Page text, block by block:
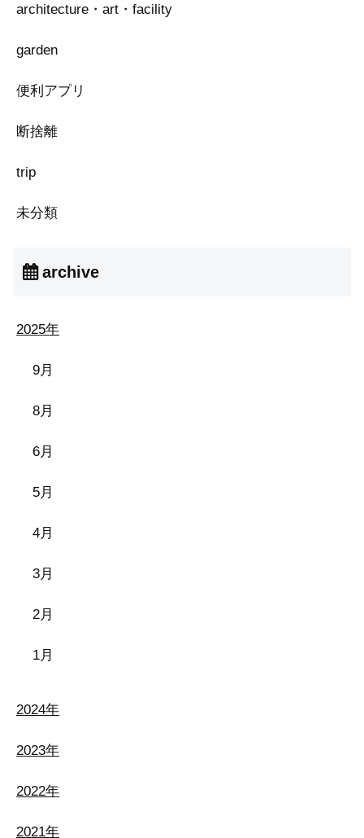
architecture・art・facility
garden
便利アプリ
断捨離
trip
未分類
archive
2025年
9月
8月
6月
5月
4月
3月
2月
1月
2024年
2023年
2022年
2021年